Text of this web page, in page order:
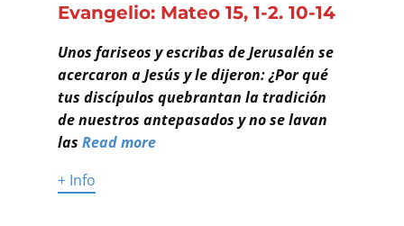
Evangelio: Mateo 15, 1-2. 10-14
Unos fariseos y escribas de Jerusalén se
acercaron a Jesús y le dijeron: ¿Por qué
tus discípulos quebrantan la tradición
de nuestros antepasados y no se lavan
las Read more
+ Info